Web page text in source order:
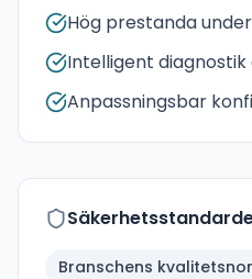
Hög prestanda
Intelligent
Anpassningsbar
Branschens